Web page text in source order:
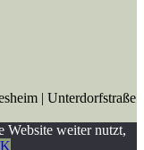
| Unterdorfstraße
Website weiter nutzt,